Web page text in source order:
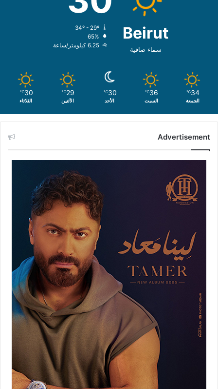
Beirut
سماء صافية
65%
6.25 كيلومتر/ساعة
34
℃
الجمعة
36
℃
السبت
30
℃
الأحد
29
℃
الأثنين
30
℃
الثلاثاء
Advertisement